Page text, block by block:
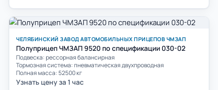
ЧЕЛЯБИНСКИЙ ЗАВОД АВТОМОБИЛЬНЫХ ПРИЦЕПОВ ЧМЗАП
Полуприцеп ЧМЗАП 9520 по спецификации 030-02
Подвеска: рессорная балансирная
Тормозная система: пневматическая двухпроводная
Полная масса: 52500 кг
Узнать цену за 1 час